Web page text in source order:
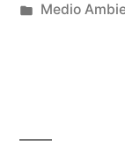
por
Publicado
Medio